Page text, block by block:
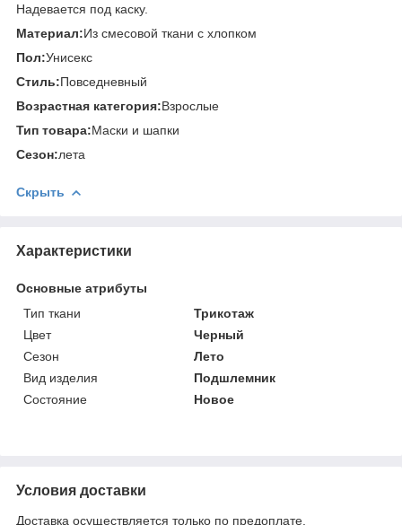
Надевается под каску.
Материал:Из смесовой ткани с хлопком
Пол:Унисекс
Стиль:Повседневный
Возрастная категория:Взрослые
Тип товара:Маски и шапки
Сезон:лета
Скрыть
Характеристики
Основные атрибуты
Тип ткани
Трикотаж
Цвет
Черный
Сезон
Лето
Вид изделия
Подшлемник
Состояние
Новое
Условия доставки
Доставка осуществляется только по предоплате.